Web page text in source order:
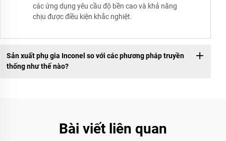
các ứng dụng yêu cầu độ bền cao và khả năng
chịu được điều kiện khắc nghiệt.
Sản xuất phụ gia Inconel so với các phương pháp truyền
thống như thế nào?
Bài viết liên quan